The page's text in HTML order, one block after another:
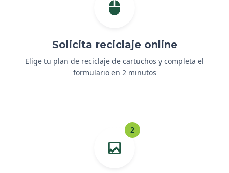
Solicita reciclaje online
Elige tu plan de reciclaje de cartuchos y completa el
formulario en 2 minutos
2